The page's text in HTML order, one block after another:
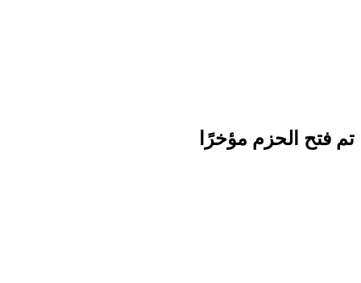
تم فتح الحزم مؤخرًا